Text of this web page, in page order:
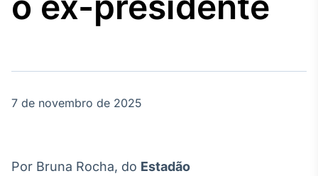
Agro
tempo real
7 de novembro de 2025
Por Bruna Rocha, do Estadão